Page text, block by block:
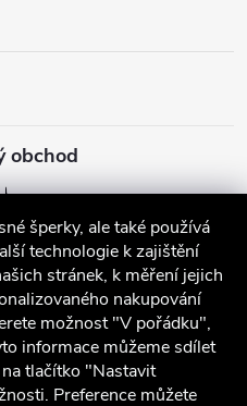
šperky, ale také používá
technologie k zajištění
stránek, k měření jejich
nakupování
možnost "V pořádku",
informace můžeme sdílet
tlačítko "Nastavit
Preference můžete
obchod